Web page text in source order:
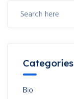
Categories
Bio